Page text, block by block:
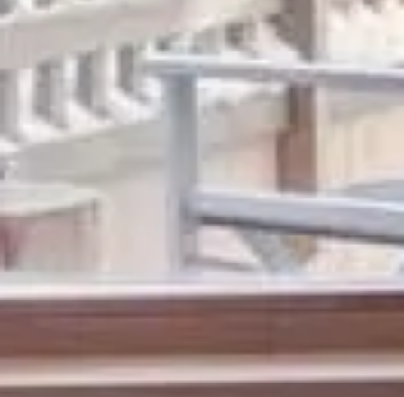
OFFRES SPÉCIALES BONS CADEAUX
GALERIE PHOTOS SKI SHOP
FRANÇAIS ENGLISH
DEUTSCH